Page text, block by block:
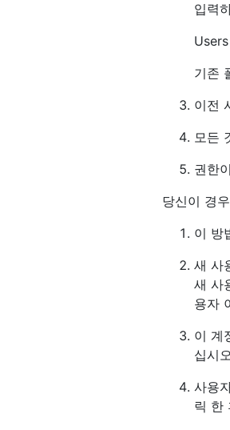
입력
기존
이전
모든
권한
당신이 경우
이 방
새 사
새 사
용자
이 계
십시
사용
릭 한